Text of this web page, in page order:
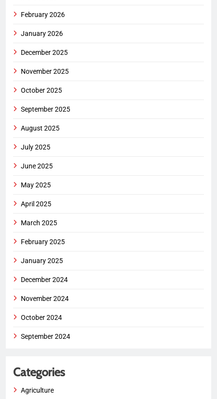
February 2026
January 2026
December 2025
November 2025
October 2025
September 2025
August 2025
July 2025
June 2025
May 2025
April 2025
March 2025
February 2025
January 2025
December 2024
November 2024
October 2024
September 2024
Categories
Agriculture